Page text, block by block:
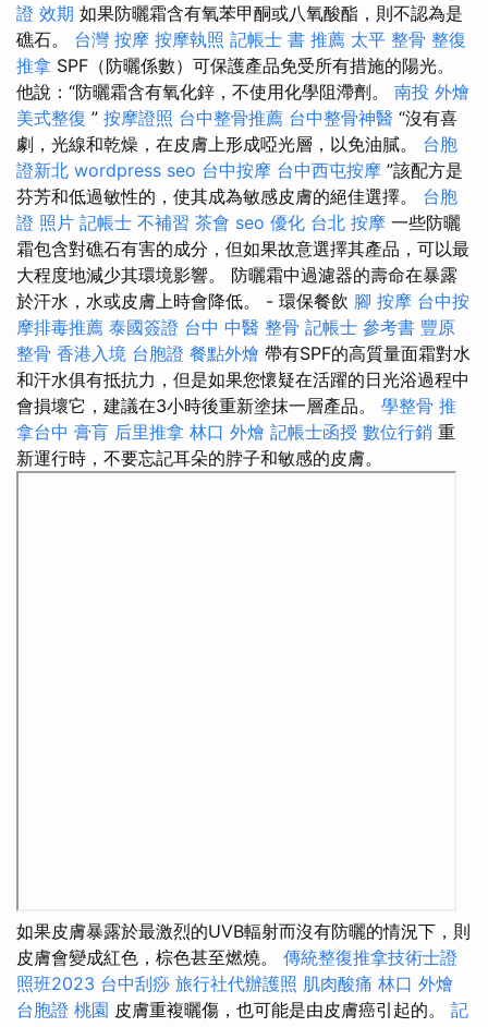
證 效期 如果防曬霜含有氧苯甲酮或八氧酸酯，則不認為是
礁石。 台灣 按摩 按摩執照 記帳士 書 推薦 太平 整骨 整復
推拿 SPF（防曬係數）可保護產品免受所有措施的陽光。
他說：“防曬霜含有氧化鋅，不使用化學阻滯劑。 南投 外燴
美式整復 ” 按摩證照 台中整骨推薦 台中整骨神醫 “沒有喜
劇，光線和乾燥，在皮膚上形成啞光層，以免油膩。 台胞
證新北 wordpress seo 台中按摩 台中西屯按摩 ”該配方是
芬芳和低過敏性的，使其成為敏感皮膚的絕佳選擇。 台胞
證 照片 記帳士 不補習 茶會 seo 優化 台北 按摩 一些防曬
霜包含對礁石有害的成分，但如果故意選擇其產品，可以最
大程度地減少其環境影響。 防曬霜中過濾器的壽命在暴露
於汗水，水或皮膚上時會降低。 - 環保餐飲 腳 按摩 台中按
摩排毒推薦 泰國簽證 台中 中醫 整骨 記帳士 參考書 豐原
整骨 香港入境 台胞證 餐點外燴 帶有SPF的高質量面霜對水
和汗水俱有抵抗力，但是如果您懷疑在活躍的日光浴過程中
會損壞它，建議在3小時後重新塗抹一層產品。 學整骨 推
拿台中 膏肓 后里推拿 林口 外燴 記帳士函授 數位行銷 重
新運行時，不要忘記耳朵的脖子和敏感的皮膚。
如果皮膚暴露於最激烈的UVB輻射而沒有防曬的情況下，則
皮膚會變成紅色，棕色甚至燃燒。 傳統整復推拿技術士證
照班2023 台中刮痧 旅行社代辦護照 肌肉酸痛 林口 外燴
台胞證 桃園 皮膚重複曬傷，也可能是由皮膚癌引起的。 記